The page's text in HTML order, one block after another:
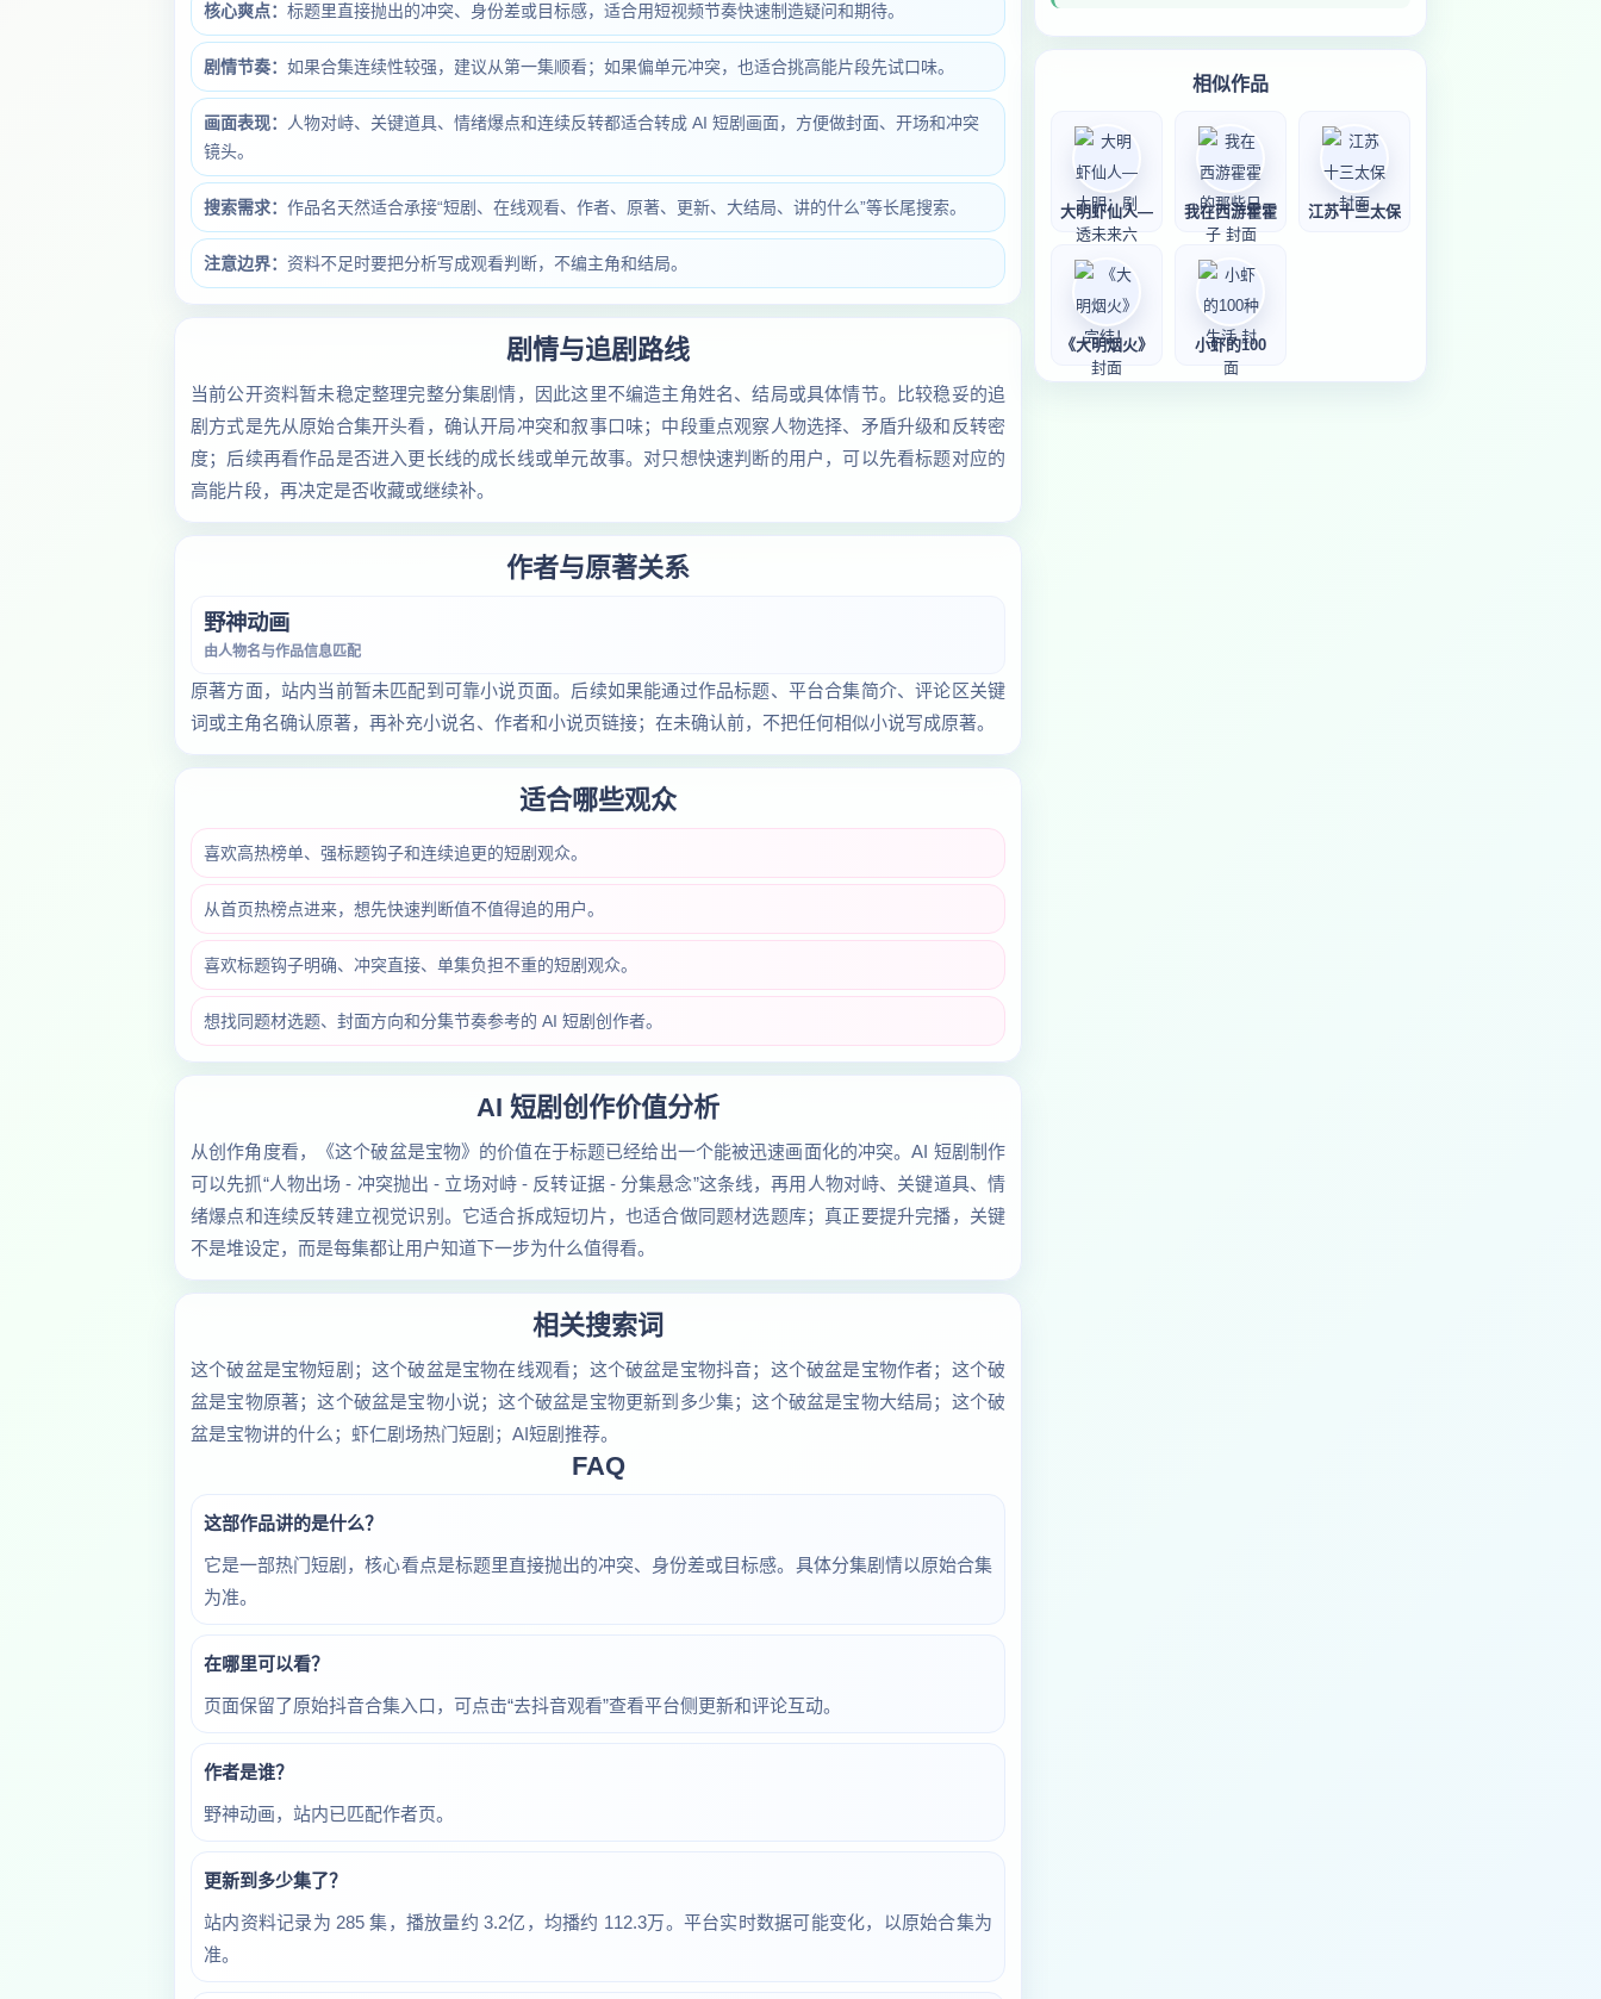
核心爽点： 标题里直接抛出的冲突、身份差或目标感，适合用短视频节奏快速制造疑问和期待。
剧情节奏： 如果合集连续性较强，建议从第一集顺看；如果偏单元冲突，也适合挑高能片段先试口味。
画面表现：
人物对峙、关键道具、情绪爆点和连续反转都适合转成 AI 短剧画面，方便做封面、开场和冲突
镜头。
搜索需求： 作品名天然适合承接“短剧、在线观看、作者、原著、更新、大结局、讲的什么”等长尾搜索。
注意边界： 资料不足时要把分析写成观看判断，不编主角和结局。
剧情与追剧路线
当前公开资料暂未稳定整理完整分集剧情，因此这里不编造主角姓名、结局或具体情节。比较稳妥的追
剧方式是先从原始合集开头看，确认开局冲突和叙事口味；中段重点观察人物选择、矛盾升级和反转密
度；后续再看作品是否进入更长线的成长线或单元故事。对只想快速判断的用户，可以先看标题对应的
高能片段，再决定是否收藏或继续补。
作者与原著关系
野神动画
由人物名与作品信息匹配
原著方面，站内当前暂未匹配到可靠小说页面。后续如果能通过作品标题、平台合集简介、评论区关键
词或主角名确认原著，再补充小说名、作者和小说页链接；在未确认前，不把任何相似小说写成原著。
适合哪些观众
喜欢高热榜单、强标题钩子和连续追更的短剧观众。
从首页热榜点进来，想先快速判断值不值得追的用户。
喜欢标题钩子明确、冲突直接、单集负担不重的短剧观众。
想找同题材选题、封面方向和分集节奏参考的 AI 短剧创作者。
AI 短剧创作价值分析
从创作角度看，《这个破盆是宝物》的价值在于标题已经给出一个能被迅速画面化的冲突。AI 短剧制作
可以先抓“人物出场 - 冲突抛出 - 立场对峙 - 反转证据 - 分集悬念”这条线，再用人物对峙、关键道具、情
绪爆点和连续反转建立视觉识别。它适合拆成短切片，也适合做同题材选题库；真正要提升完播，关键
不是堆设定，而是每集都让用户知道下一步为什么值得看。
相关搜索词
这个破盆是宝物短剧；这个破盆是宝物在线观看；这个破盆是宝物抖音；这个破盆是宝物作者；这个破
盆是宝物原著；这个破盆是宝物小说；这个破盆是宝物更新到多少集；这个破盆是宝物大结局；这个破
盆是宝物讲的什么；虾仁剧场热门短剧；AI短剧推荐。
FAQ
这部作品讲的是什么？
它是一部热门短剧，核心看点是标题里直接抛出的冲突、身份差或目标感。具体分集剧情以原始合集
为准。
在哪里可以看？
页面保留了原始抖音合集入口，可点击“去抖音观看”查看平台侧更新和评论互动。
作者是谁？
野神动画，站内已匹配作者页。
更新到多少集了？
站内资料记录为 285 集，播放量约 3.2亿，均播约 112.3万。平台实时数据可能变化，以原始合集为
准。
相似作品
大明虾仙人— 我在西游霍霍 江苏十三太保
《大明烟火》 小虾的100